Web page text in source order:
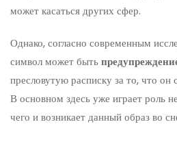
может касаться других сфер.
Однако, согласно современным
символ может быть
пресловутую расписку за то, что он
В основном здесь уже играет роль
чего и возникает данный образ во